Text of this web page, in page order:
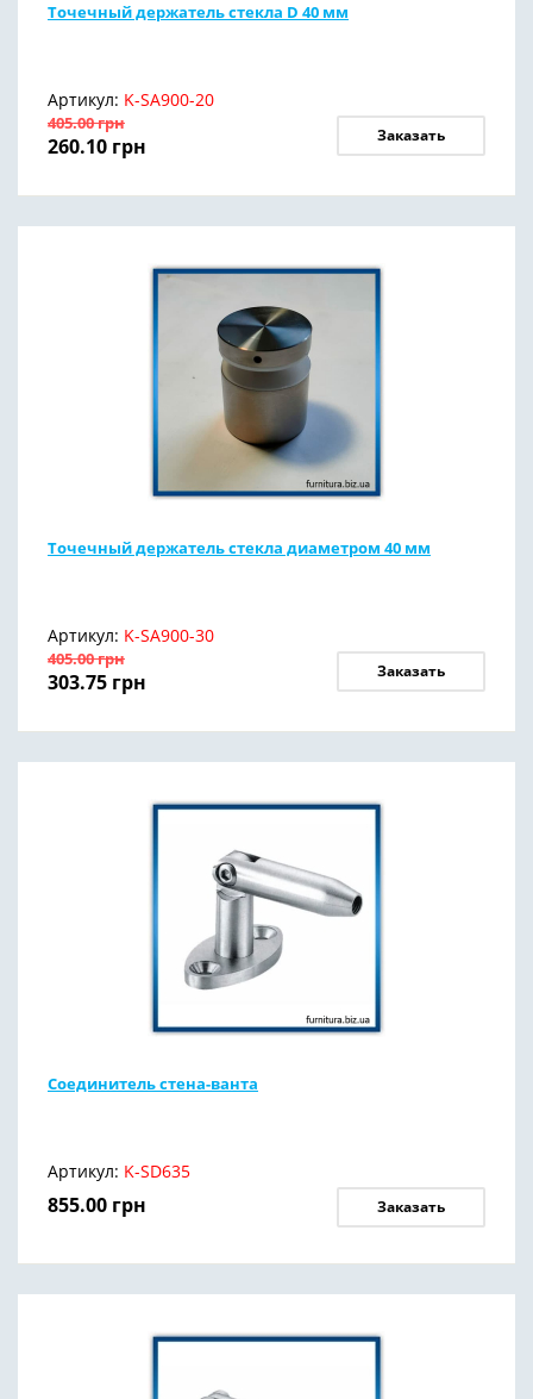
Точечный держатель стекла D 40 мм
Артикул: K-SA900-20
405.00грн
260.10 грн Заказать
Точечный держатель стекла диаметром 40 мм
Артикул: K-SA900-30
405.00грн
303.75 грн Заказать
Соединитель стена-ванта
Артикул: K-SD635
855.00 грн Заказать